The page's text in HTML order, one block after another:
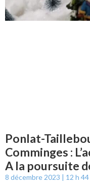
Ponlat-
Comminges :
A la poursuite
8 décembre 2023 12 h 44